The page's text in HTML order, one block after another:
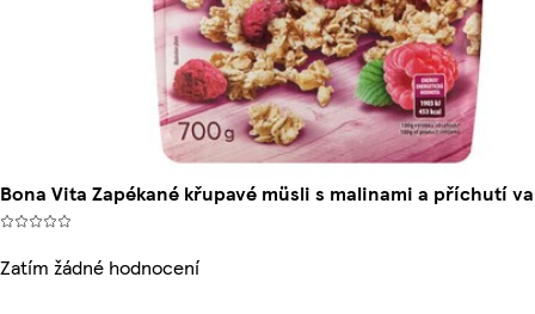
Bona Vita Zapékané křupavé müsli s malinami a příchutí
Zatím žádné hodnocení